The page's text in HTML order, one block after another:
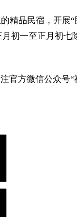
精品民宿，开展“
初一至正月初七
官方微信公众号“